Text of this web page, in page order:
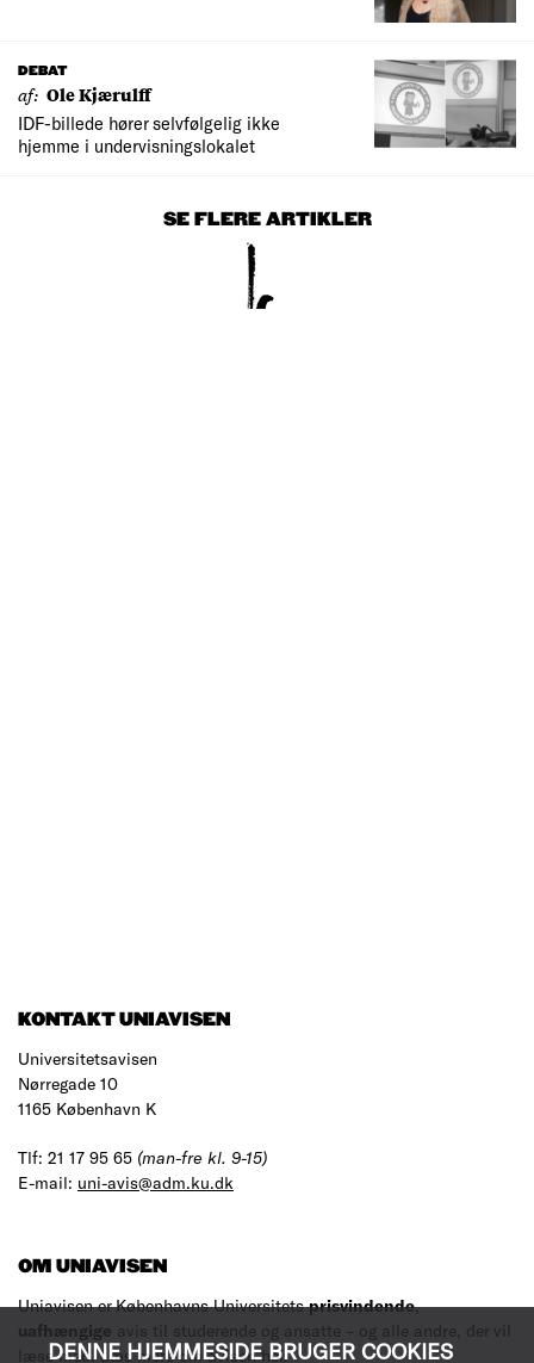
DENNE HJEMMESIDE BRUGER COOKIES
DEBAT
af: Ole Kjærulff
IDF-billede hører selvfølgelig ikke
hjemme i undervisningslokalet
SE FLERE ARTIKLER
KONTAKT UNIAVISEN
Universitetsavisen
Nørregade 10
1165 København K
Tlf: 21 17 95 65 (man-fre kl. 9-15)
E-mail: uni-avis@adm.ku.dk
OM UNIAVISEN
Uniavisen er Københavns Universitetsprisvindende,
uafhængige avis til studerende og ansatte – og alle andre, der vil
læse med.Læs mere om avisen her.